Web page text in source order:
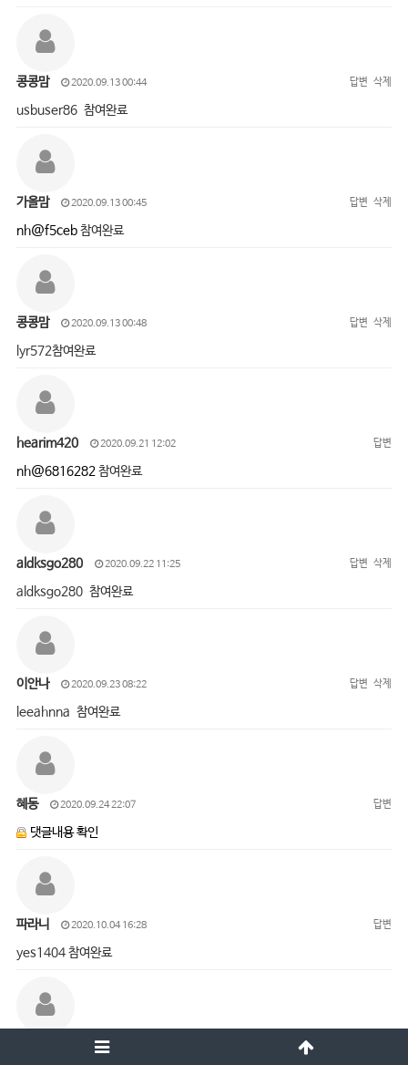
콩콩맘 2020.09.13 00:44 답변 삭제
usbuser86 참여완료
가을맘 2020.09.13 00:45 답변 삭제
nh@f5ceb참여완료
콩콩맘 2020.09.13 00:48 답변 삭제
lyr572참여완료
hearim420 2020.09.21 12:02 답변
nh@6816282참여완료
aldksgo280 2020.09.22 11:25 답변 삭제
aldksgo280 참여완료
이안나 2020.09.23 08:22 답변 삭제
leeahnna 참여완료
혜동 2020.09.24 22:07 답변
댓글내용 확인
파라니 2020.10.04 16:28 답변
yes1404 참여완료
2020.10.05 15:01